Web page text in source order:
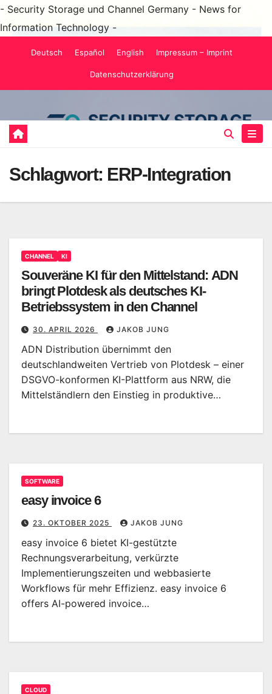
- Security Storage und Channel Germany - News for
Information Technology -
Deutsch Español English Impressum – Imprint
Datenschutzerklärung
Schlagwort: ERP-Integration
CHANNEL KI
Souveräne KI für den Mittelstand: ADN
bringt Plotdesk als deutsches KI-
Betriebssystem in den Channel
30. APRIL 2026 JAKOB JUNG
ADN Distribution übernimmt den
deutschlandweiten Vertrieb von Plotdesk – einer
DSGVO-konformen KI-Plattform aus NRW, die
Mittelständlern den Einstieg in produktive…
SOFTWARE
easy invoice 6
23. OKTOBER 2025 JAKOB JUNG
easy invoice 6 bietet KI-gestützte
Rechnungsverarbeitung, verkürzte
Implementierungszeiten und webbasierte
Workflows für mehr Effizienz. easy invoice 6
offers AI-powered invoice…
CLOUD